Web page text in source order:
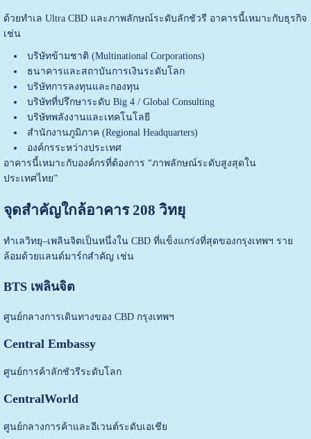
ด้วยทำเล Ultra CBD และภาพลักษณ์ระดับลักชัวรี อาคารนี้เหมาะกับธุรกิจ
เช่น
บริษัทข้ามชาติ (Multinational Corporations)
ธนาคารและสถาบันการเงินระดับโลก
บริษัทการลงทุนและกองทุน
บริษัทที่ปรึกษาระดับ Big 4 / Global Consulting
บริษัทพลังงานและเทคโนโลยี
สำนักงานภูมิภาค (Regional Headquarters)
องค์กรระหว่างประเทศ
อาคารนี้เหมาะกับองค์กรที่ต้องการ “ภาพลักษณ์ระดับสูงสุดใน
ประเทศไทย”
จุดสำคัญใกล้อาคาร 208 วิทยุ
ทำเลวิทยุ–เพลินจิตเป็นหนึ่งใน CBD ที่แข็งแกร่งที่สุดของกรุงเทพฯ ราย
ล้อมด้วยแลนด์มาร์กสำคัญ เช่น
BTS เพลินจิต
ศูนย์กลางการเดินทางของ CBD กรุงเทพฯ
Central Embassy
ศูนย์การค้าลักชัวรีระดับโลก
CentralWorld
ศูนย์กลางการค้าและอีเวนต์ระดับเอเชีย